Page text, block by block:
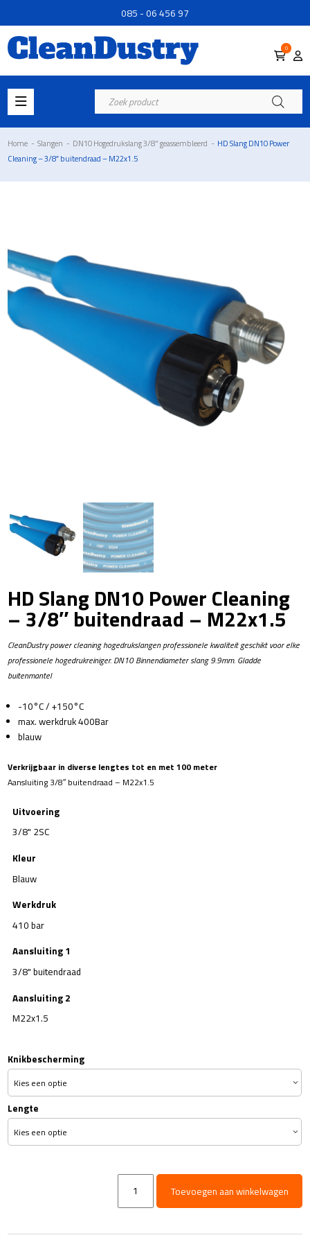
085 - 06 456 97
0
Producten
zoeken
Home - Slangen - DN10 Hogedrukslang 3/8" geassembleerd - HD Slang DN10 Power
Cleaning – 3/8″ buitendraad – M22x1.5
HD Slang DN10 Power Cleaning
– 3/8″ buitendraad – M22x1.5
CleanDustry power cleaning hogedrukslangen professionele kwaliteit geschikt voor elke
professionele hogedrukreiniger. DN10 Binnendiameter slang 9.9mm. Gladde
buitenmantel
-10°C / +150°C
max. werkdruk 400Bar
blauw
Verkrijgbaar in diverse lengtes tot en met 100 meter
Aansluiting 3/8″ buitendraad – M22x1.5
Uitvoering
3/8" 2SC
Kleur
Blauw
Werkdruk
410 bar
Aansluiting 1
3/8" buitendraad
Aansluiting 2
M22x1.5
Knikbescherming
Lengte
Slang
DN10
Toevoegen aan winkelwagen